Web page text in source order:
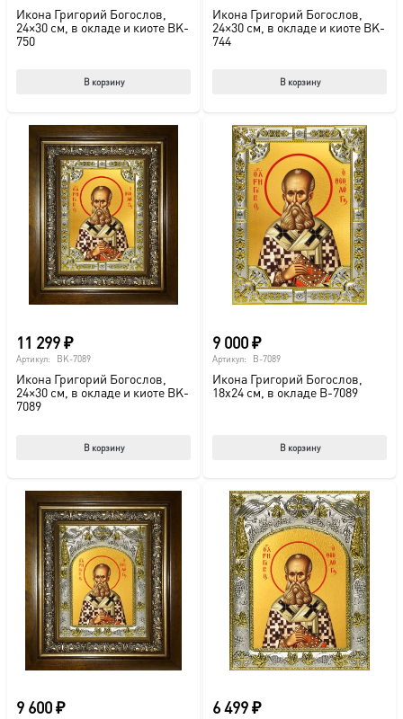
Икона Григорий Богослов,
24×30 см, в окладе и киоте BK-
750
В корзину
Икона Григорий Богослов,
24×30 см, в окладе и киоте BK-
744
В корзину
11 299₽
Артикул: BK-7089
Икона Григорий Богослов,
24×30 см, в окладе и киоте BK-
7089
В корзину
9 000₽
Артикул: B-7089
Икона Григорий Богослов,
18х24 см, в окладе B-7089
В корзину
9 600₽ 6 499₽